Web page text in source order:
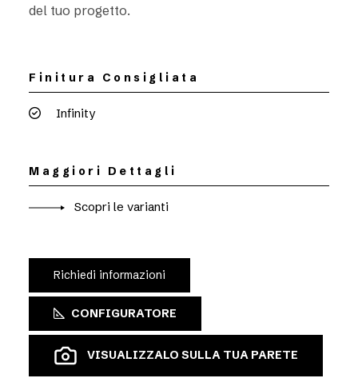
del tuo progetto.
Finitura Consigliata
Infinity
Maggiori Dettagli
Scopri le varianti
Richiedi informazioni
CONFIGURATORE
VISUALIZZALO SULLA TUA PARETE